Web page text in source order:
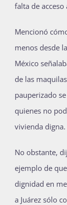
falta de acceso
Mencionó
menos desde
México
de las
pauperizado
quienes no
vivienda digna.
No obstante,
ejemplo de
dignidad en
a Juárez sólo